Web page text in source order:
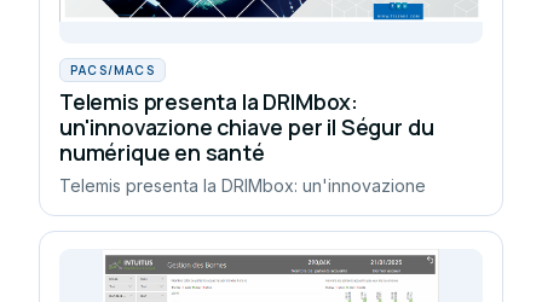
PACS/MACS
Telemis presenta la DRIMbox:
un'innovazione chiave per il Ségur du
numérique en santé
Telemis presenta la DRIMbox: un'innovazione